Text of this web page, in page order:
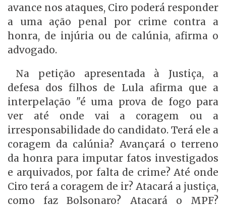
avance nos ataques, Ciro poderá responder
a uma ação penal por crime contra a
honra, de injúria ou de calúnia, afirma o
advogado.
Na petição apresentada à Justiça, a
defesa dos filhos de Lula afirma que a
interpelação "é uma prova de fogo para
ver até onde vai a coragem ou a
irresponsabilidade do candidato. Terá ele a
coragem da calúnia? Avançará o terreno
da honra para imputar fatos investigados
e arquivados, por falta de crime? Até onde
Ciro terá a coragem de ir? Atacará a justiça,
como faz Bolsonaro? Atacará o MPF?